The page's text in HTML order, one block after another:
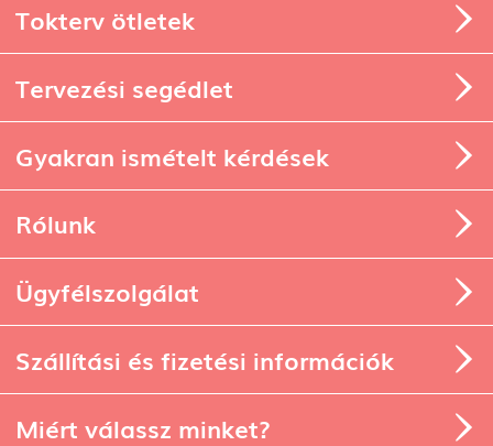
Tokterv ötletek
Tervezési segédlet
Gyakran ismételt kérdések
Rólunk
Ügyfélszolgálat
Szállítási és fizetési információk
Miért válassz minket?